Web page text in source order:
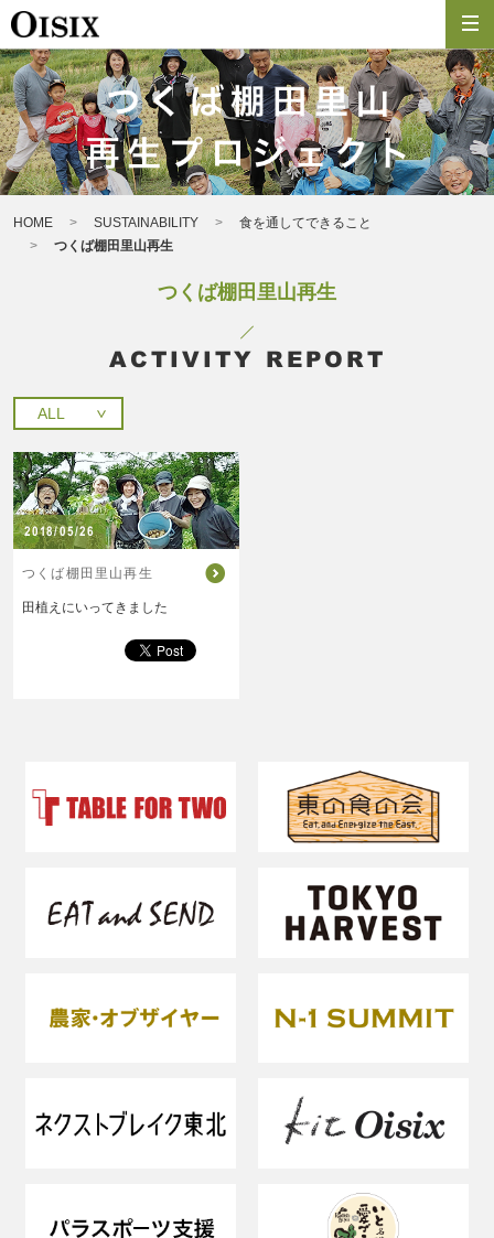
HOME SUSTAINABILITY
食を通してできること
つくば棚田里山再生
つくば棚田里山再生
ACTIVITY REPORT
2018/05/26
つくば棚田里山再生
田植えにいってきました